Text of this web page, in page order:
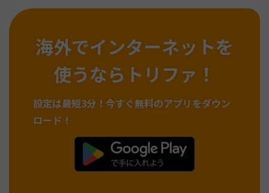
海外でインターネットを
使うならトリファ！
設定は最短3分！ 今すぐ無料のアプリをダウン
ロード！